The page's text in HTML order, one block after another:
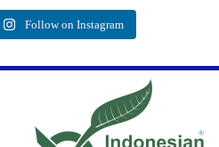
Follow on Instagram